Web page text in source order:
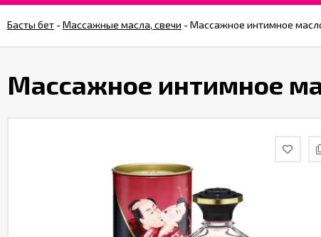
Басты бет -Массажные масла, свечи -Массажное интимное
Массажное интимное